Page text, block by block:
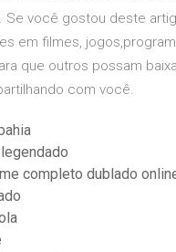
Se você gostou deste
em filmes,
que outros possam
com você.
completo dublado